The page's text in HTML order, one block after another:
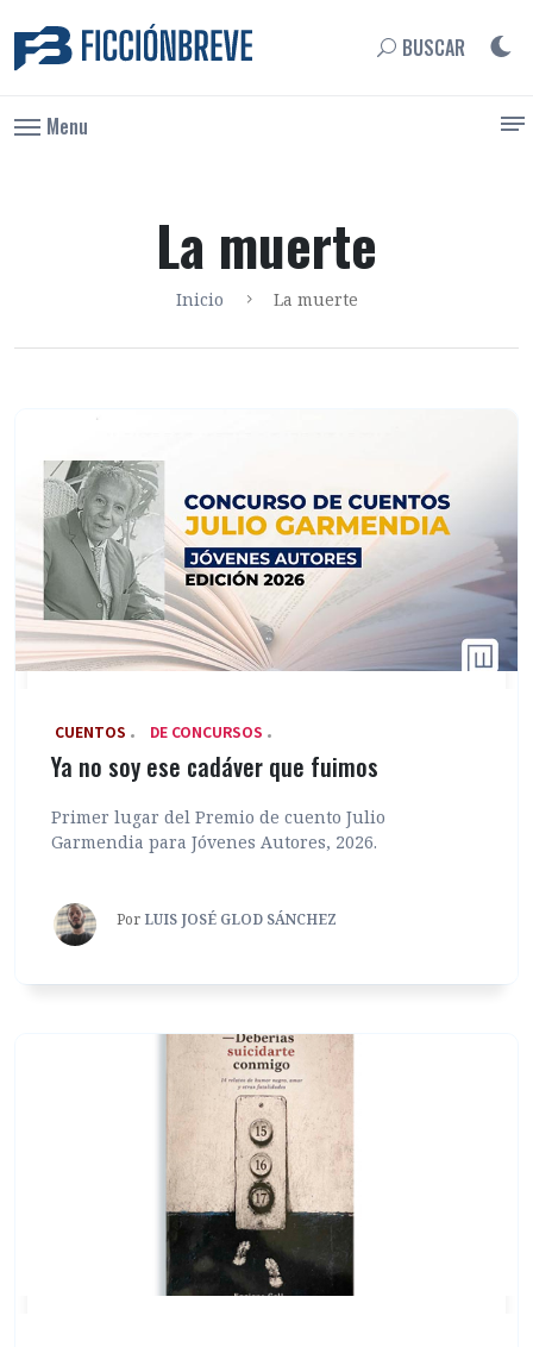
BUSCAR
Menu
La muerte
Inicio La muerte
‎ CUENTOS DE CONCURSOS
Ya no soy ese cadáver que fuimos
Primer lugar del Premio de cuento Julio
Garmendia para Jóvenes Autores, 2026.
Por LUIS JOSÉ GLOD SÁNCHEZ